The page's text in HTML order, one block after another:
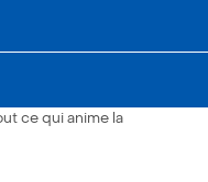
ce qui anime la